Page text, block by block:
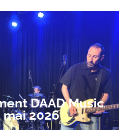
DAAD Music
2026